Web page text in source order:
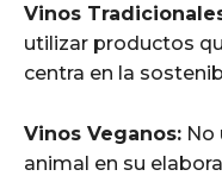
Vinos
utilizar productos
centra en la
Vinos Veganos: No
animal en su